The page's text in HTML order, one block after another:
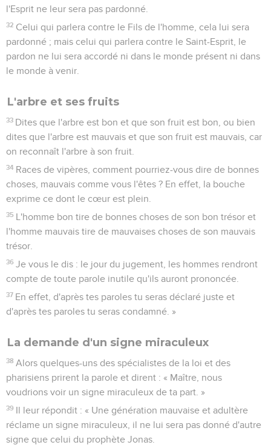
l'Esprit ne leur sera pas pardonné.
32 Celui qui parlera contre le Fils de l'homme, cela lui sera
pardonné ; mais celui qui parlera contre le Saint-Esprit, le
pardon ne lui sera accordé ni dans le monde présent ni dans
le monde à venir.
L'arbre et ses fruits
33 Dites que l'arbre est bon et que son fruit est bon, ou bien
dites que l'arbre est mauvais et que son fruit est mauvais, car
on reconnaît l'arbre à son fruit.
34 Races de vipères, comment pourriez-vous dire de bonnes
choses, mauvais comme vous l'êtes ? En effet, la bouche
exprime ce dont le cœur est plein.
35 L'homme bon tire de bonnes choses de son bon trésor et
l'homme mauvais tire de mauvaises choses de son mauvais
trésor.
36 Je vous le dis : le jour du jugement, les hommes rendront
compte de toute parole inutile qu'ils auront prononcée.
37 En effet, d'après tes paroles tu seras déclaré juste et
d'après tes paroles tu seras condamné. »
La demande d'un signe miraculeux
38 Alors quelques-uns des spécialistes de la loi et des
pharisiens prirent la parole et dirent : « Maître, nous
voudrions voir un signe miraculeux de ta part. »
39 Il leur répondit : « Une génération mauvaise et adultère
réclame un signe miraculeux, il ne lui sera pas donné d'autre
signe que celui du prophète Jonas.